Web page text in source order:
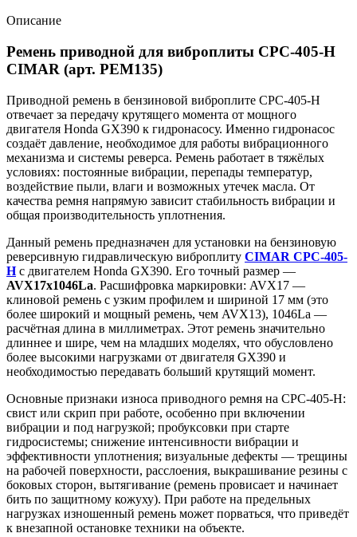
Описание
Ремень приводной для виброплиты CPC-405-H
CIMAR (арт. РЕМ135)
Приводной ремень в бензиновой виброплите CPC-405-H
отвечает за передачу крутящего момента от мощного
двигателя Honda GX390 к гидронасосу. Именно гидронасос
создаёт давление, необходимое для работы вибрационного
механизма и системы реверса. Ремень работает в тяжёлых
условиях: постоянные вибрации, перепады температур,
воздействие пыли, влаги и возможных утечек масла. От
качества ремня напрямую зависит стабильность вибрации и
общая производительность уплотнения.
Данный ремень предназначен для установки на бензиновую
реверсивную гидравлическую виброплиту CIMAR CPC-405-
Hс двигателем Honda GX390. Его точный размер —
AVX17x1046La. Расшифровка маркировки: AVX17 —
клиновой ремень с узким профилем и шириной 17 мм (это
более широкий и мощный ремень, чем AVX13), 1046La —
расчётная длина в миллиметрах. Этот ремень значительно
длиннее и шире, чем на младших моделях, что обусловлено
более высокими нагрузками от двигателя GX390 и
необходимостью передавать больший крутящий момент.
Основные признаки износа приводного ремня на CPC-405-H:
свист или скрип при работе, особенно при включении
вибрации и под нагрузкой; пробуксовки при старте
гидросистемы; снижение интенсивности вибрации и
эффективности уплотнения; визуальные дефекты — трещины
на рабочей поверхности, расслоения, выкрашивание резины с
боковых сторон, вытягивание (ремень провисает и начинает
бить по защитному кожуху). При работе на предельных
нагрузках изношенный ремень может порваться, что приведёт
к внезапной остановке техники на объекте.